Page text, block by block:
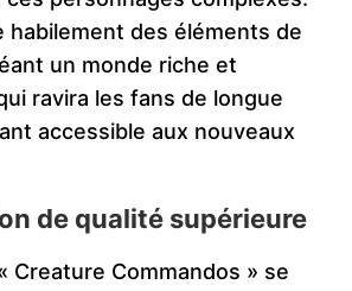
habilement des éléments de
un monde riche et
ravira les fans de longue
accessible aux nouveaux
de qualité supérieure
Creature Commandos » se